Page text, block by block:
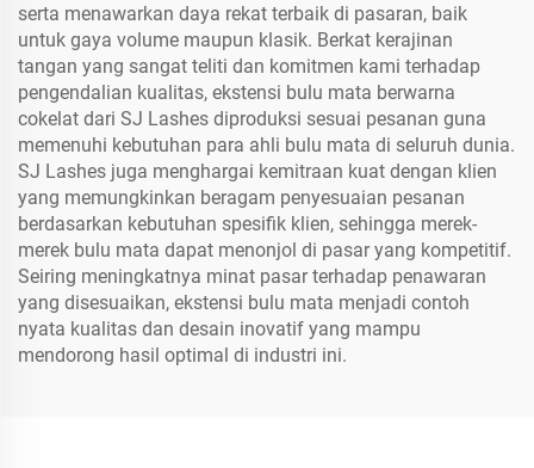
serta menawarkan daya rekat terbaik di pasaran, baik
untuk gaya volume maupun klasik. Berkat kerajinan
tangan yang sangat teliti dan komitmen kami terhadap
pengendalian kualitas, ekstensi bulu mata berwarna
cokelat dari SJ Lashes diproduksi sesuai pesanan guna
memenuhi kebutuhan para ahli bulu mata di seluruh dunia.
SJ Lashes juga menghargai kemitraan kuat dengan klien
yang memungkinkan beragam penyesuaian pesanan
berdasarkan kebutuhan spesifik klien, sehingga merek-
merek bulu mata dapat menonjol di pasar yang kompetitif.
Seiring meningkatnya minat pasar terhadap penawaran
yang disesuaikan, ekstensi bulu mata menjadi contoh
nyata kualitas dan desain inovatif yang mampu
mendorong hasil optimal di industri ini.